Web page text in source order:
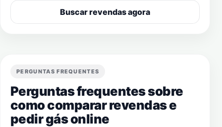
Buscar revendas agora
PERGUNTAS FREQUENTES
Perguntas frequentes sobre
como comparar revendas e
pedir gás online